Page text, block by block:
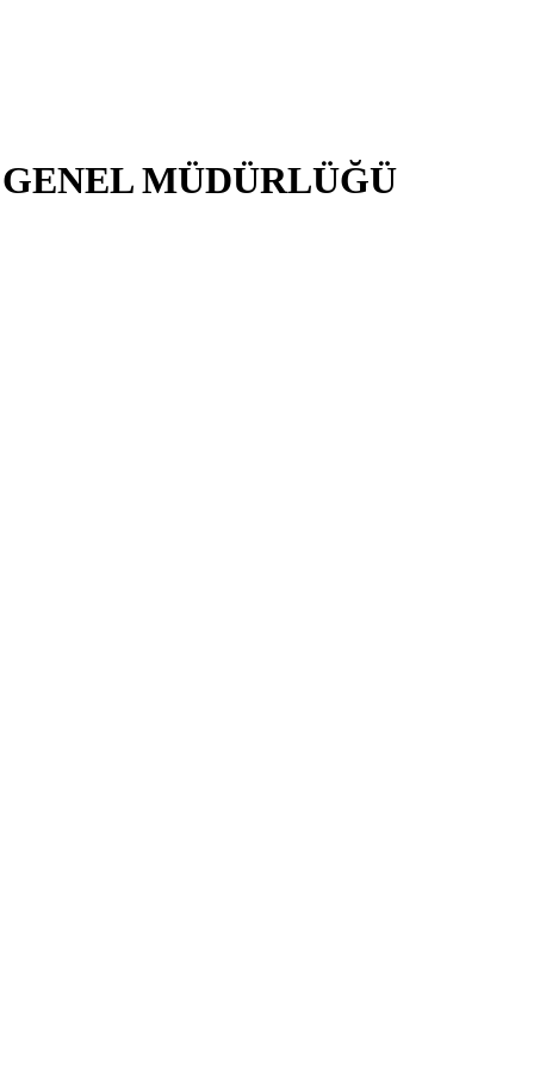
MÜDÜRLÜĞÜ